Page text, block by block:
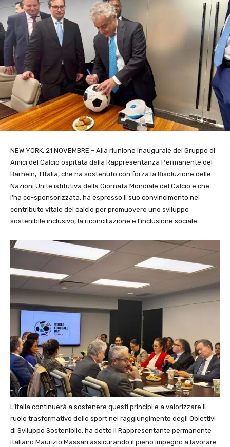
NEW YORK, 21 NOVEMBRE – Alla riunione inaugurale del Gruppo di
Amici del Calcio ospitata dalla Rappresentanza Permanente del
Barhein, l’Italia, che ha sostenuto con forza la Risoluzione delle
Nazioni Unite istitutiva della Giornata Mondiale del Calcio e che
l’ha co-sponsorizzata, ha espresso il suo convincimento nel
contributo vitale del calcio per promuovere uno sviluppo
sostenibile inclusivo, la riconciliazione e l’inclusione sociale.
L’Italia continuerà a sostenere questi principi e a valorizzare il
ruolo trasformativo dello sport nel raggiungimento degli Obiettivi
di Sviluppo Sostenibile, ha detto il Rappresentante permanente
italiano Maurizio Massari assicurando il pieno impegno a lavorare